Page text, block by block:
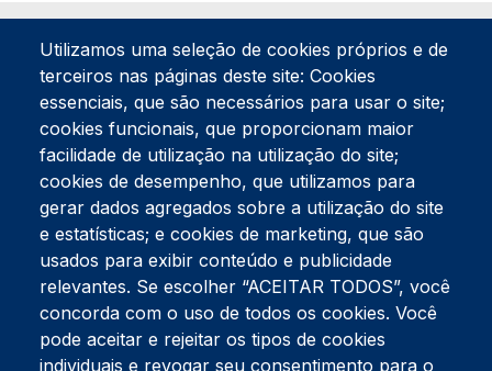
Tel:234 390 100Fax:234 390 100
Endereço Postal
Apartado 42
Rua Gil Eanes 31
3834-908 Gafanha da Nazaré
Estúdios
Rua Prior Guerra
Edifício do Centro Cultural da Gafanha da Nazaré
Utilizamos uma seleção de cookies próprios e de
terceiros nas páginas deste site: Cookies
essenciais, que são necessários para usar o site;
cookies funcionais, que proporcionam maior
facilidade de utilização na utilização do site;
cookies de desempenho, que utilizamos para
gerar dados agregados sobre a utilização do site
e estatísticas; e cookies de marketing, que são
usados para exibir conteúdo e publicidade
relevantes. Se escolher “ACEITAR TODOS”, você
concorda com o uso de todos os cookies. Você
pode aceitar e rejeitar os tipos de cookies
individuais e revogar seu consentimento para o